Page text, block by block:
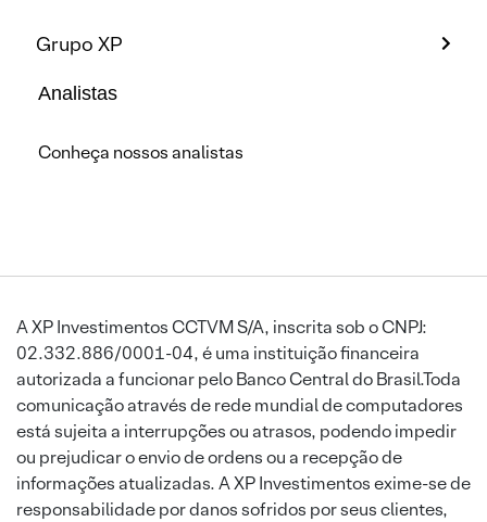
Grupo XP
Analistas
Conheça nossos analistas
A XP Investimentos CCTVM S/A, inscrita sob o CNPJ:
02.332.886/0001-04, é uma instituição financeira
autorizada a funcionar pelo Banco Central do Brasil.Toda
comunicação através de rede mundial de computadores
está sujeita a interrupções ou atrasos, podendo impedir
ou prejudicar o envio de ordens ou a recepção de
informações atualizadas. A XP Investimentos exime-se de
responsabilidade por danos sofridos por seus clientes,